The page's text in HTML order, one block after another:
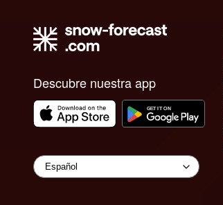
Descubre nuestra app